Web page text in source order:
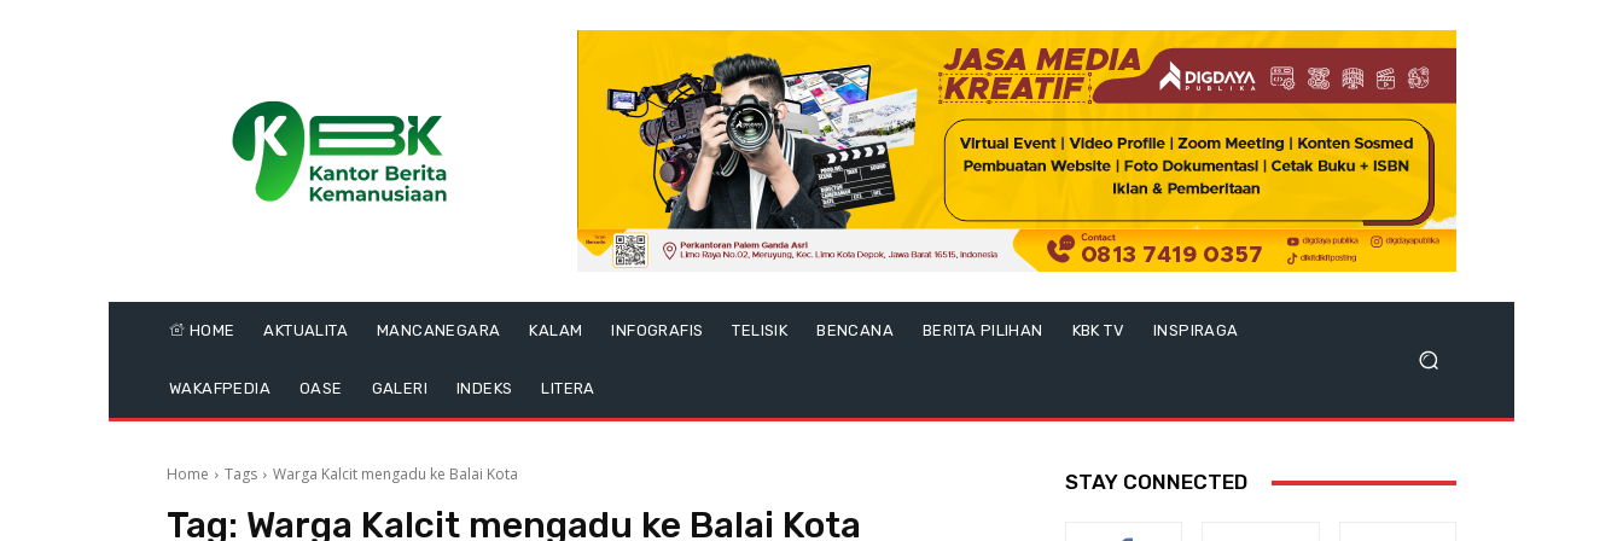
HOME AKTUALITA MANCANEGARA KALAM INFOGRAFIS TELISIK BENCANA BERITA PILIHAN KBK TV INSPIRAGA
WAKAFPEDIA OASE GALERI INDEKS LITERA
Home Tags Warga Kalcit mengadu ke Balai Kota
Tag: Warga Kalcit mengadu ke Balai Kota
STAY CONNECTED